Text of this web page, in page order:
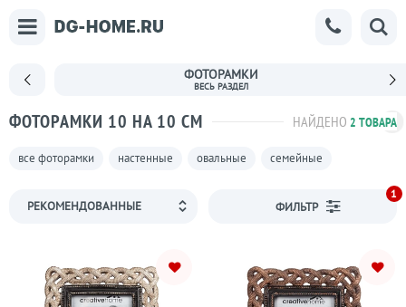
ФОТОРАМКИ
ФОТОРАМКИ 10 НА 10 СМ НАЙДЕНО 2 ТОВАРА
все фоторамки настенные овальные семейные
ФИЛЬТР
1